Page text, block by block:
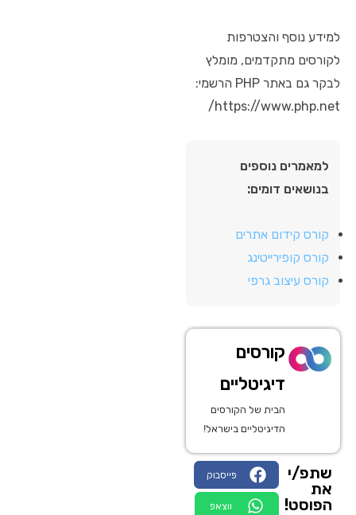
למידע נוסף והצטרפות
לקורסים מתקדמים, מומלץ
לבקר גם באתר PHP הרשמי:
https://www.php.net/
למאמרים נוספים
בנושאים דומים:
קורס קידום אתרים
קורס קופירייטינג
קורס עיצוב גרפי
קורסים
דיגיטליים
הבית של הקורסים
הדיגיטליים בישראל!
שתפ/י
את
הפוסט!
פייסבוק
ווצאפ